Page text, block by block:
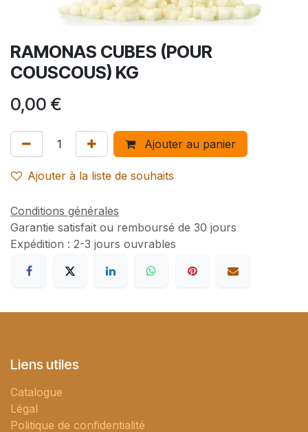
RAMONAS CUBES (POUR
COUSCOUS) KG
0,00 €
Ajouter au panier
Ajouter à la liste de souhaits
Conditions générales
Garantie satisfait ou remboursé de 30 jours
Expédition : 2-3 jours ouvrables
Liens utiles
Catalogue
Légal
Politique de confidentialité